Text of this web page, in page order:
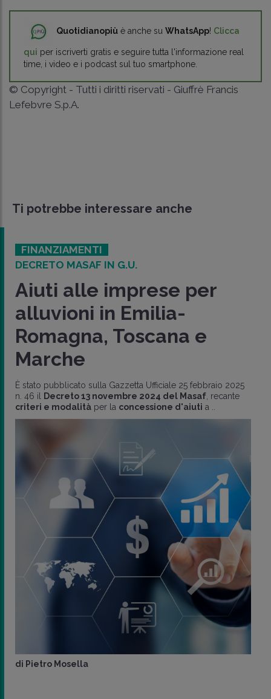
Quotidianopiù è anche su WhatsApp! Clicca
qui per iscriverti gratis e seguire tutta l'informazione real
time, i video e i podcast sul tuo smartphone.
© Copyright - Tutti i diritti riservati - Giuffrè Francis
Lefebvre S.p.A.
Ti potrebbe interessare anche
FINANZIAMENTI
DECRETO MASAF IN G.U.
Aiuti alle imprese per
alluvioni in Emilia-
Romagna, Toscana e
Marche
È stato pubblicato sulla Gazzetta Ufficiale 25 febbraio 2025
n. 46 il
Decreto 13 novembre 2024 del Masaf , recante
criteri e modalità per la concessione d'aiuti a ..
di Pietro Mosella